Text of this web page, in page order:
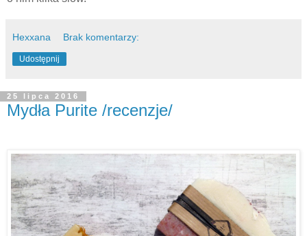
Hexxana Brak komentarzy:
Udostępnij
25 lipca 2016
Mydła Purite /recenzje/